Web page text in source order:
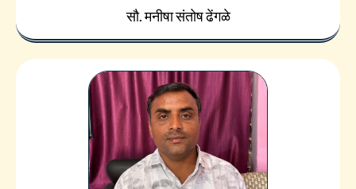
सौ. मनीषा संतोष ढेंगळे